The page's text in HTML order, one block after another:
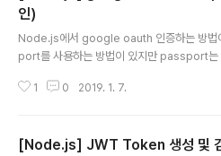
인)
Node.js에서 google oauth 인증하는 방법
port를 사용하는 방법이 있지만 passport는
은 passport를 사용하지 않는 방법이다.
젝트는 아래의 글을 사용했다. (순수 express
1 0 2019. 1. 7.
[Node.js] JWT Token 생성 및